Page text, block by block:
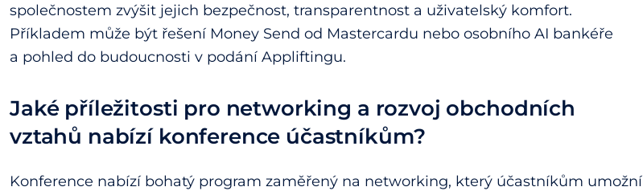
společnostem zvýšit jejich bezpečnost, transparentnost a uživatelský komfort.
Příkladem může být řešení Money Send od Mastercardu nebo osobního AI bankéře
a pohled do budoucnosti v podání Appliftingu.
Jaké příležitosti pro networking a rozvoj obchodních
vztahů nabízí konference účastníkům?
Konference nabízí bohatý program zaměřený na networking, který účastníkům umožní